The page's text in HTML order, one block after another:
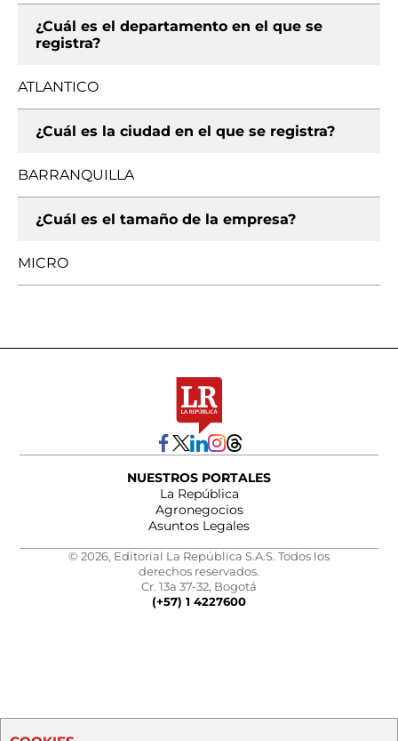
¿Cuál es el departamento en el que se
registra?
ATLANTICO
¿Cuál es la ciudad en el que se registra?
BARRANQUILLA
¿Cuál es el tamaño de la empresa?
MICRO
NUESTROS PORTALES
La República
Agronegocios
Asuntos Legales
© 2026, Editorial La República S.A.S. Todos los
derechos reservados.
Cr. 13a 37-32, Bogotá
(+57) 1 4227600